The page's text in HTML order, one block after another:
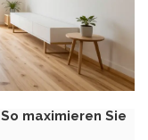
maximieren Sie